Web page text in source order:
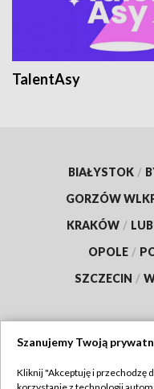
TalentAsy
BIAŁYSTOK /
GORZÓW
KRAKÓW /
OPOLE /
SZCZECIN /
Szanujemy Twoją
Kliknij "Akceptuję i przechodzę